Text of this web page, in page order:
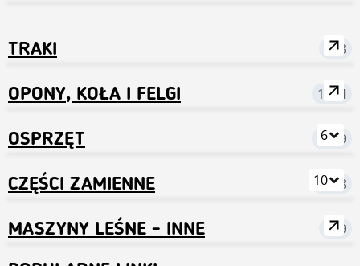
TRAKI 303
OPONY, KOŁA I FELGI 1684
OSPRZĘT 6949
6
CZĘŚCI ZAMIENNE 9398
10
MASZYNY LEŚNE - INNE 689